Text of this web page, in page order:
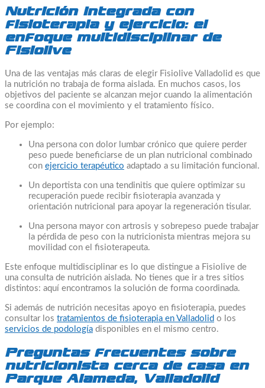
Nutrición integrada con
fisioterapia y ejercicio: el
enfoque multidisciplinar de
Fisiolive
Una de las ventajas más claras de elegir Fisiolive Valladolid es que
la nutrición no trabaja de forma aislada. En muchos casos, los
objetivos del paciente se alcanzan mejor cuando la alimentación
se coordina con el movimiento y el tratamiento físico.
Por ejemplo:
Una persona con dolor lumbar crónico que quiere perder
peso puede beneficiarse de un plan nutricional combinado
con ejercicio terapéutico adaptado a su limitación funcional.
Un deportista con una tendinitis que quiere optimizar su
recuperación puede recibir fisioterapia avanzada y
orientación nutricional para apoyar la regeneración tisular.
Una persona mayor con artrosis y sobrepeso puede trabajar
la pérdida de peso con la nutricionista mientras mejora su
movilidad con el fisioterapeuta.
Este enfoque multidisciplinar es lo que distingue a Fisiolive de
una consulta de nutrición aislada. No tienes que ir a tres sitios
distintos: aquí encontramos la solución de forma coordinada.
Si además de nutrición necesitas apoyo en fisioterapia, puedes
consultar los tratamientos de fisioterapia en Valladolid o los
servicios de podología disponibles en el mismo centro.
Preguntas frecuentes sobre
nutricionista cerca de casa en
Parque Alameda, Valladolid